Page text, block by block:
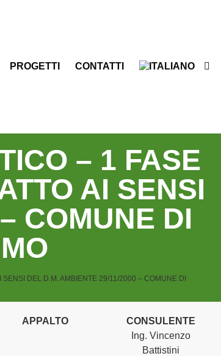
PROGETTI CONTATTI
– 1 FASE
AI SENSI
COMUNE DI
DEL D.M. AMBIENTE 29/11/2000 – COMUNE DI
APPALTO
CONSULENTE
Ing. Vincenzo
Battistini